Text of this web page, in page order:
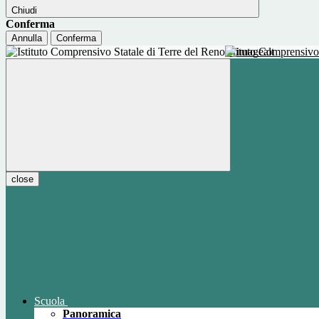
Chiudi
Conferma
Annulla Conferma
Istituto
close
Scuola
Panoramica